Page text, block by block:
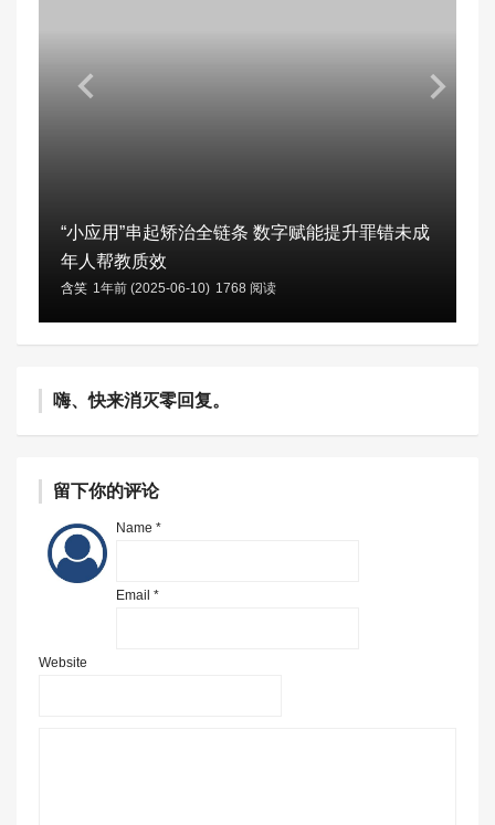
“小应用”串起矫治全链条 数字赋能提升罪错未成
年人帮教质效
含笑 1年前 (2025-06-10) 1768 阅读
嗨、快来消灭零回复。
留下你的评论
Name *
Email *
Website